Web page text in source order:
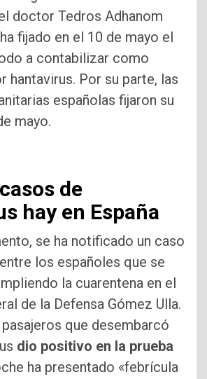
doctor Tedros Adhanom
fijado en el 10 de mayo el
a contabilizar como
hantavirus. Por su parte, las
españolas fijaron su
mayo.
de
hay en España
se ha notificado un caso
los españoles que se
la cuarentena en el
de la Defensa Gómez Ulla.
que desembarcó
dio positivo en la prueba
ha presentado «febrícula